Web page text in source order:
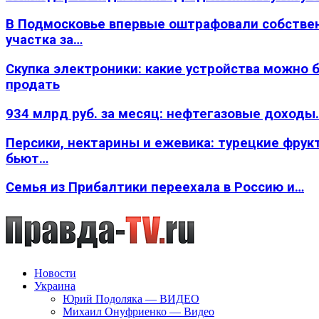
В Подмосковье впервые оштрафовали
участка за…
Скупка электроники: какие устройства можно
продать
934 млрд руб. за месяц: нефтегазовые
Персики, нектарины и ежевика: турецкие
бьют…
Семья из Прибалтики переехала в Россию и…
Новости
Украина
Юрий Подоляка — ВИДЕО
Михаил Онуфриенко — Видео